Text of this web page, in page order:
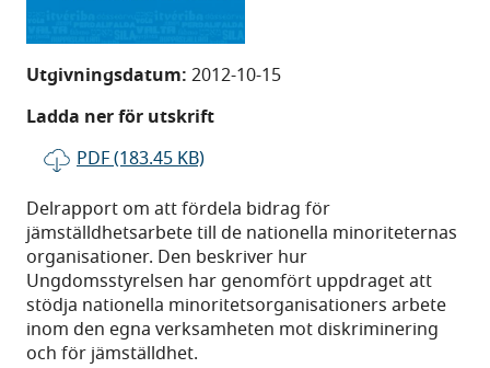
Utgivningsdatum: 2012-10-15
Ladda ner för utskrift
PDF (183.45 KB)
Delrapport om att fördela bidrag för
jämställdhetsarbete till de nationella minoriteternas
organisationer. Den beskriver hur
Ungdomsstyrelsen har genomfört uppdraget att
stödja nationella minoritetsorganisationers arbete
inom den egna verksamheten mot diskriminering
och för jämställdhet.